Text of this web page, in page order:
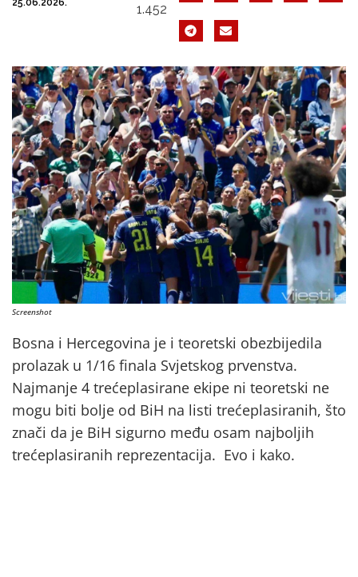
25.06.2026.
1.452
Screenshot
Bosna i Hercegovina je i teoretski obezbijedila
prolazak u 1/16 finala Svjetskog prvenstva.
Najmanje 4 trećeplasirane ekipe ni teoretski ne
mogu biti bolje od BiH na listi trećeplasiranih, što
znači da je BiH sigurno među osam najboljih
trećeplasiranih reprezentacija. Evo i kako.